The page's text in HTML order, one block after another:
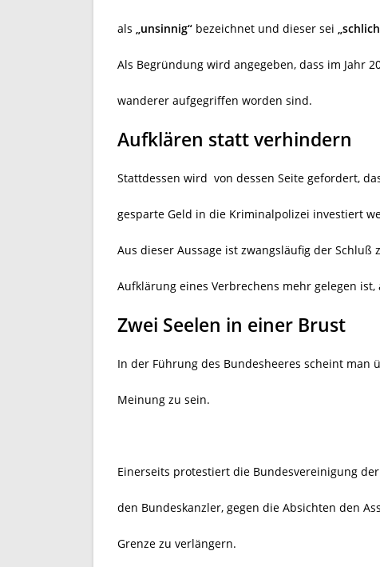
als „unsinnig“ bezeichnet und dieser sei
Als Begründung wird angegeben, dass im Jahr
wanderer aufgegriffen worden sind.
Aufklären statt verhindern
Stattdessen wird von dessen Seite gefordert,
gesparte Geld in die Kriminalpolizei investiert
Aus dieser Aussage ist zwangsläufig der Schluß
Aufklärung eines Verbrechens mehr gelegen
Zwei Seelen in einer Brust
In der Führung des Bundesheeres scheint man
Meinung zu sein.
Einerseits protestiert die Bundesvereinigung
den Bundeskanzler, gegen die Absichten den
Grenze zu verlängern.